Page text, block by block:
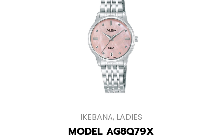
IKEBANA, LADIES
MODEL AG8Q79X